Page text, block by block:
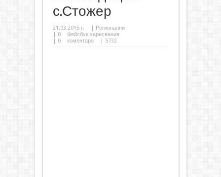
с.Стожер
21.03.2015 г. | Регионални
| 0
Фейсбук харесвания
| 0 коментара | 5732